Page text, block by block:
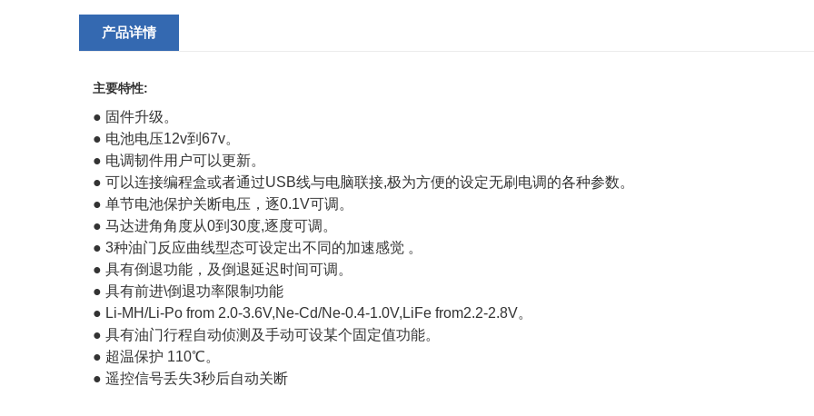
产品详情
主要特性:
● 固件升级。
● 电池电压12v到67v。
● 电调韧件用户可以更新。
● 可以连接编程盒或者通过USB线与电脑联接,极为方便的设定无刷电调的各种参数。
● 单节电池保护关断电压，逐0.1V可调。
● 马达进角角度从0到30度,逐度可调。
● 3种油门反应曲线型态可设定出不同的加速感觉 。
● 具有倒退功能，及倒退延迟时间可调。
● 具有前进\倒退功率限制功能
● Li-MH/Li-Po from 2.0-3.6V,Ne-Cd/Ne-0.4-1.0V,LiFe from2.2-2.8V。
● 具有油门行程自动侦测及手动可设某个固定值功能。
● 超温保护 110℃。
● 遥控信号丢失3秒后自动关断